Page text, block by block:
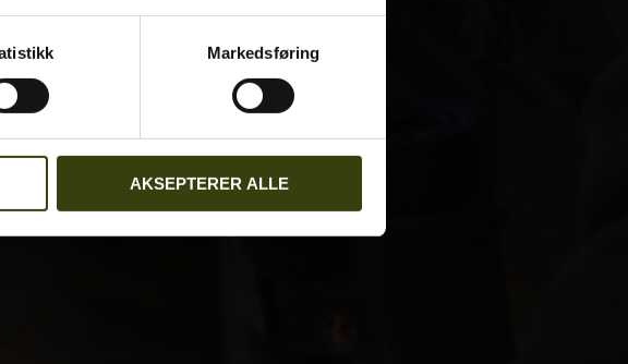
Markedsføring
AKSEPTERER ALLE